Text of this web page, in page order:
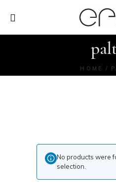
HOME
No products were
selection.